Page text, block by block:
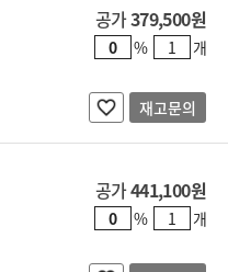
공가379,500원
% 개
재고문의
공가441,100원
% 개